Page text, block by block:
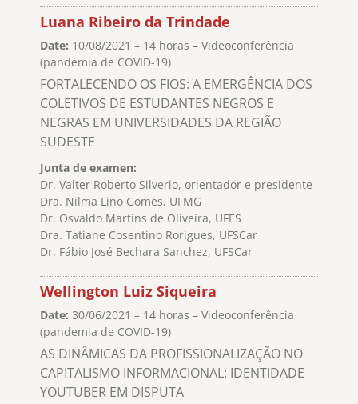
Luana Ribeiro da Trindade
Date: 10/08/2021 – 14 horas – Videoconferência
(pandemia de COVID-19)
FORTALECENDO OS FIOS: A EMERGÊNCIA DOS
COLETIVOS DE ESTUDANTES NEGROS E
NEGRAS EM UNIVERSIDADES DA REGIÃO
SUDESTE
Junta de examen:
Dr. Valter Roberto Silverio, orientador e presidente
Dra. Nilma Lino Gomes, UFMG
Dr. Osvaldo Martins de Oliveira, UFES
Dra. Tatiane Cosentino Rorigues, UFSCar
Dr. Fábio José Bechara Sanchez, UFSCar
Wellington Luiz Siqueira
Date: 30/06/2021 – 14 horas – Videoconferência
(pandemia de COVID-19)
AS DINÂMICAS DA PROFISSIONALIZAÇÃO NO
CAPITALISMO INFORMACIONAL: IDENTIDADE
YOUTUBER EM DISPUTA